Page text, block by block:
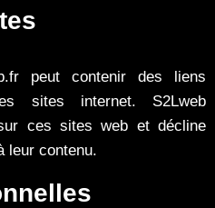
peut contenir des liens
sites internet. S2Lweb
ces sites web et décline
leur contenu.